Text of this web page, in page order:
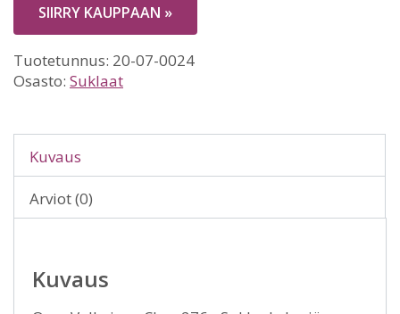
SIIRRY KAUPPAAN »
Tuotetunnus: 20-07-0024
Osasto: Suklaat
Kuvaus
Arviot (0)
Kuvaus